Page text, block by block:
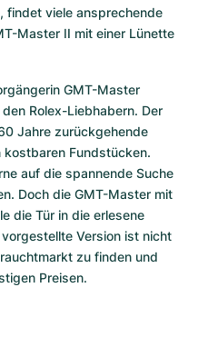
findet viele ansprechende
Master II mit einer Lünette
GMT-Master
Rolex-Liebhabern. Der
Jahre zurückgehende
kostbaren Fundstücken.
auf die spannende Suche
Doch die GMT-Master mit
die Tür in die erlesene
Version ist nicht
zu finden und
Preisen.